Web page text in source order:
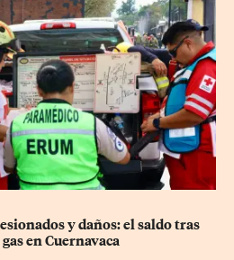
y daños: el saldo tras
en Cuernavaca